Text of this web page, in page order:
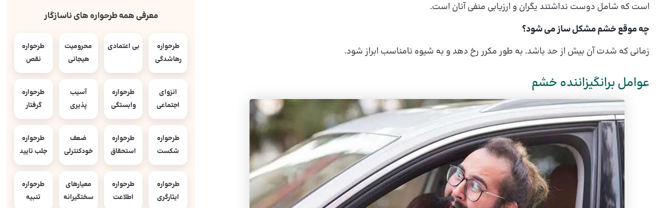
است كه شامل دوست نداشتند یگران و ارزیابی منفی آنان است.
چه موقع خشم مشكل ساز می شود؟
زمانی كه شدت آن بیش از حد باشد. به طور مكرر رخ دهد و به شیوه نامناسب ابراز شود.
عوامل برانگیزاننده خشم
معرفی همه طرحواره های ناسازگار
طرحواره
رهاشدگی
بی اعتمادی
محرومیت
هیجانی
طرحواره
نقص
انزوای
اجتماعی
طرحواره
وابستگی
آسیب
پذیری
طرحواره
گرفتار
طرحواره
شکست
طرحواره
استحقاق
ضعف
خودکنترلی
طرحواره
جلب تایید
طرحواره
ایثارگری
طرحواره
اطلاعت
معیارهای
سختگیرانه
طرحواره
تنبیه